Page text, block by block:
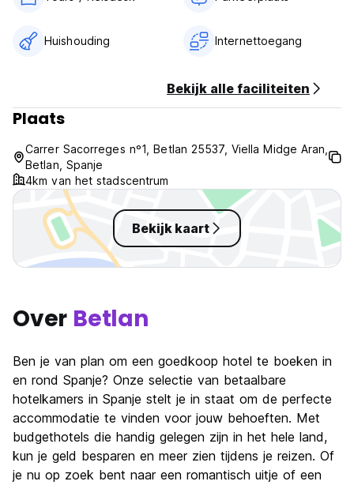
language)
Huishouding Internettoegang
Bekijk alle faciliteiten
Plaats
Carrer Sacorreges nº1, Betlan 25537, Viella Midge Aran,
Betlan, Spanje
4km van het stadscentrum
Bekijk kaart
Over Betlan
Ben je van plan om een goedkoop hotel te boeken in
en rond Spanje? Onze selectie van betaalbare
hotelkamers in Spanje stelt je in staat om de perfecte
accommodatie te vinden voor jouw behoeften. Met
budgethotels die handig gelegen zijn in het hele land,
kun je geld besparen en meer zien tijdens je reizen. Of
je nu op zoek bent naar een romantisch uitje of een